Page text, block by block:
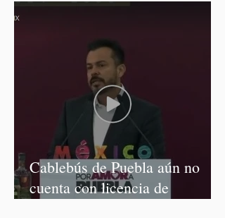
Cablebús de Puebla aún no
cuenta con licencia de